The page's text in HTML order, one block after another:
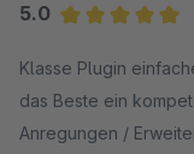
5.0
Klasse Plugin
das Beste ein
Anregungen /